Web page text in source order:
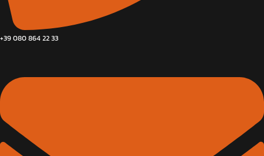
+39 080 864 22 33